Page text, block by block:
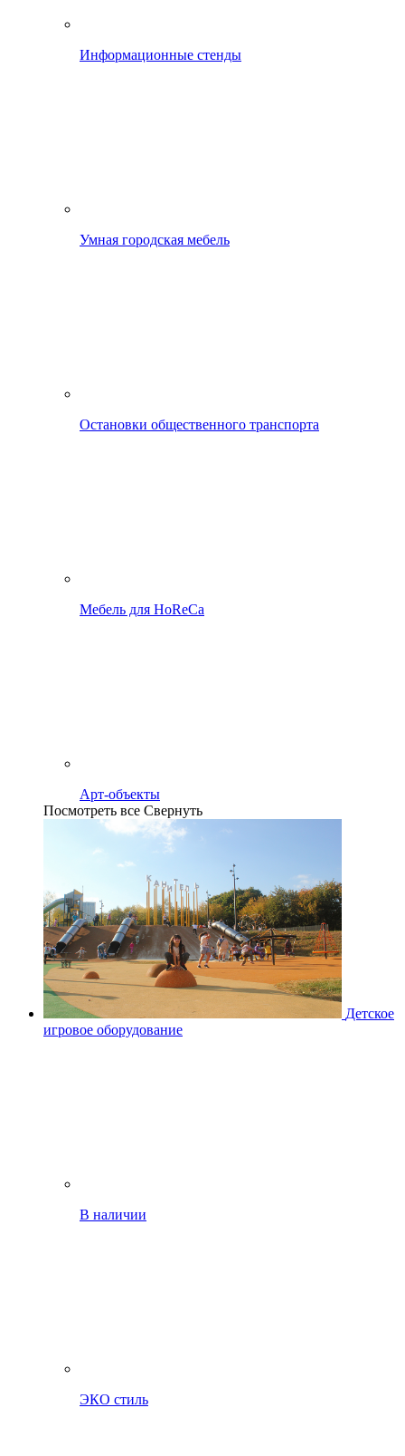
Информационные стенды
Умная городская мебель
Остановки общественного транспорта
Мебель для HoReCa
Арт-объекты
Посмотреть все Свернуть
Детское
игровое оборудование
В наличии
ЭКО стиль